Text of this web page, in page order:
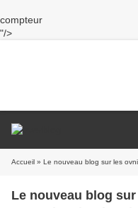
compteur
"/>
Accueil » Le nouveau blog sur les
Le nouveau blog